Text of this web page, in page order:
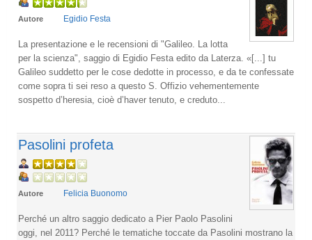
Autore Egidio Festa
La presentazione e le recensioni di "Galileo. La lotta
per la scienza", saggio di Egidio Festa edito da Laterza. «[...] tu
Galileo suddetto per le cose dedotte in processo, e da te confessate
come sopra ti sei reso a questo S. Offizio vehementemente
sospetto d’heresia, cioè d’haver tenuto, e creduto...
Pasolini profeta
Autore Felicia Buonomo
Perché un altro saggio dedicato a Pier Paolo Pasolini
oggi, nel 2011? Perché le tematiche toccate da Pasolini mostrano la